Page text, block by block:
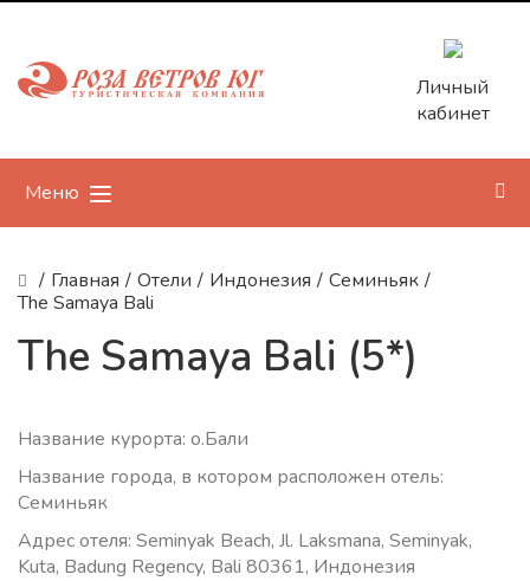
Личный
кабинет
Меню
/ Главная / Отели / Индонезия / Семиньяк /
The Samaya Bali
The Samaya Bali (5*)
Название курорта: о.Бали
Название города, в котором расположен отель:
Семиньяк
Адрес отеля: Seminyak Beach, Jl. Laksmana, Seminyak,
Kuta, Badung Regency, Bali 80361, Индонезия